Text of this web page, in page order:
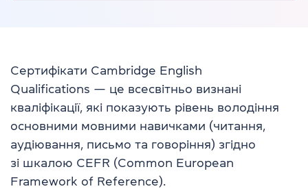
Сертифікати Cambridge English
Qualifications — це всесвітньо визнані
кваліфікації, які показують рівень володіння
основними мовними навичками (читання,
аудіювання, письмо та говоріння) згідно
зі шкалою CEFR (Common European
Framework of Reference).